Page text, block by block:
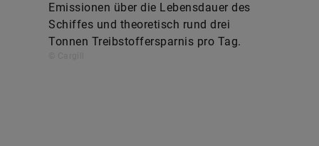
Emissionen über die Lebensdauer des
Schiffes und theoretisch rund drei
Tonnen Treibstoffersparnis pro Tag.